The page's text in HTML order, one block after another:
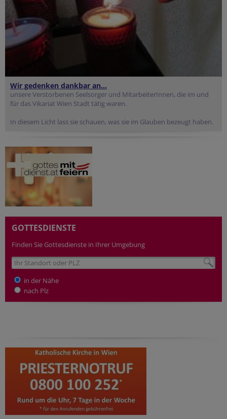
Wir gedenken dankbar an...
unsere Verstorbenen Seelsorger und MitarbeiterInnen, die im und
für das Vikariat Wien Stadt tätig waren.
In diesem Licht lass sie schauen, was sie im Glauben bezeugt haben.
GOTTESDIENSTE
Finden Sie Gottesdienste in Ihrer Umgebung
in der Nähe
nach Plz